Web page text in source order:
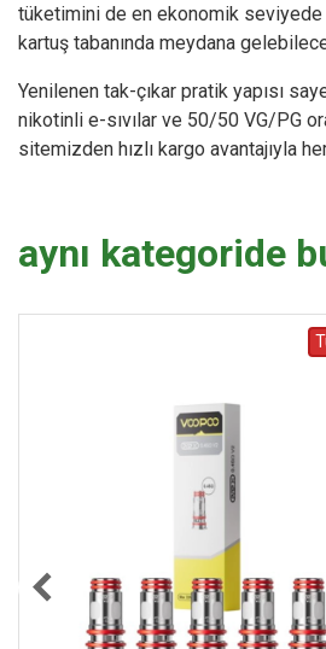
tüketimini de en ekonomik seviyede
kartuş tabanında meydana
Yenilenen tak-çıkar pratik yapısı
nikotinli e-sıvılar ve 50/50 VG/PG
sitemizden hızlı kargo avantajıyla
aynı kategoride